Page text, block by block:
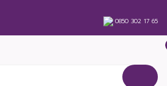
0850 302 17 65